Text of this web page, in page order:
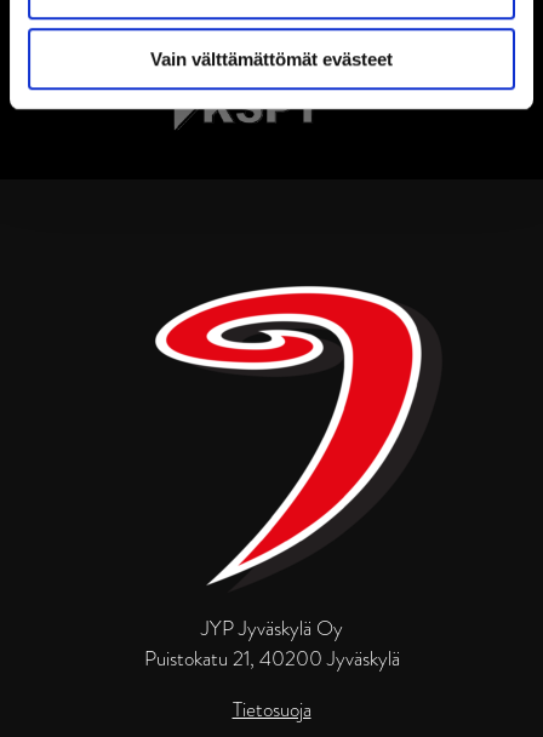
Vain välttämättömät evästeet
JYP Jyväskylä Oy
Puistokatu 21, 40200 Jyväskylä
Tietosuoja